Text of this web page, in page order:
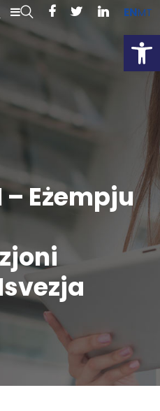
ENMT
– Eżempju